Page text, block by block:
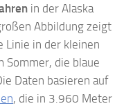
in der Alaska
Abbildung zeigt
Linie in der kleinen
Sommer, die blaue
Daten basieren auf
, die in 3.960 Meter